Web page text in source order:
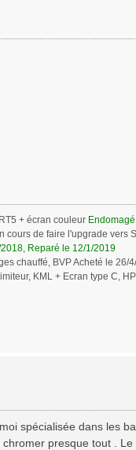
+ écran couleur
de faire l'upgrade vers
Reparé le 12/1/2019
chauffé, BVP Acheté le 26/
KML + Ecran type C,
spécialisée dans les
presque tout .